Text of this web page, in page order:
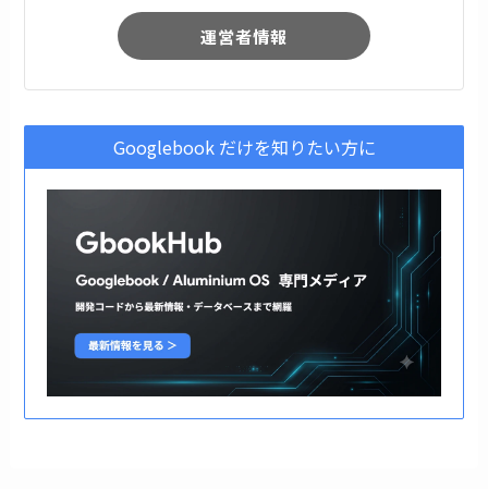
運営者情報
Googlebook だけを知りたい方に